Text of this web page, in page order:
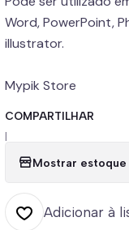
Word, PowerPoint,
illustrator.
Mypik Store
COMPARTILHAR
|
Mostrar
Adicionar à